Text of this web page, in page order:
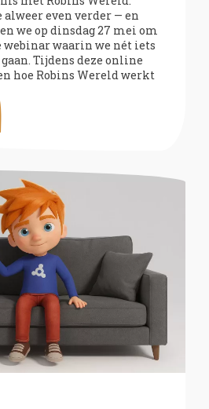
even verder — en
we op dinsdag 27 mei om
webinar waarin we nét iets
Tijdens deze online
hoe Robins Wereld werkt